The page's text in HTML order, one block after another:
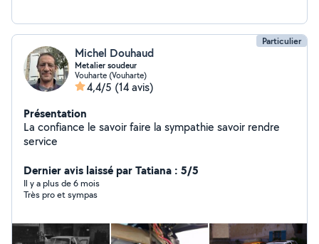
Particulier
Michel Douhaud
Metalier soudeur
Vouharte (Vouharte)
4,4/5 (14 avis)
Présentation
La confiance le savoir faire la sympathie savoir rendre
service
Dernier avis laissé par Tatiana : 5/5
Il y a plus de 6 mois
Très pro et sympas